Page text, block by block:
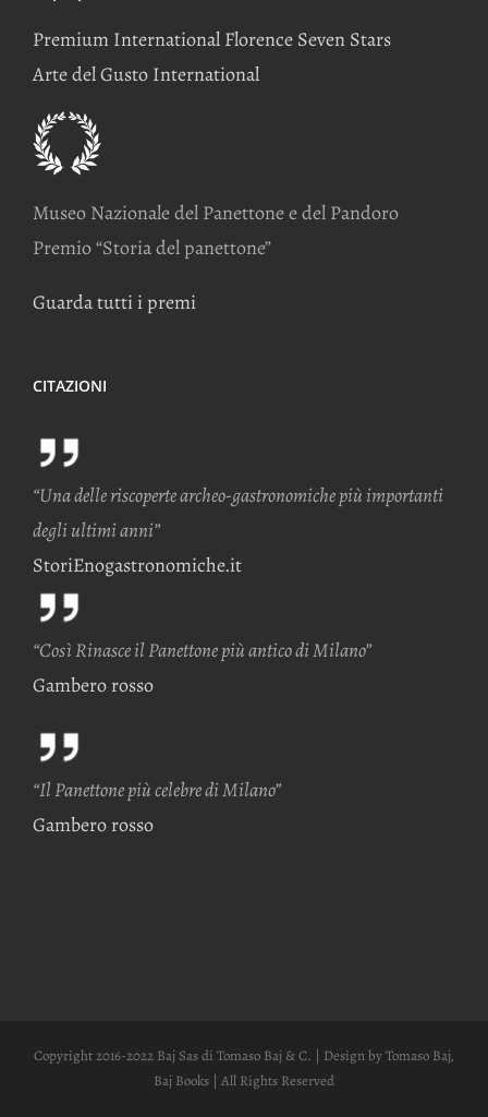
Premium International Florence Seven Stars
Arte del Gusto International
Museo Nazionale del Panettone e del Pandoro
Premio “Storia del panettone”
Guarda tutti i premi
CITAZIONI
“Una delle riscoperte archeo-gastronomiche più importanti
degli ultimi anni”
StoriEnogastronomiche.it
“Così Rinasce il Panettone più antico di Milano”
Gambero rosso
“Il Panettone più celebre di Milano”
Gambero rosso
Copyright 2016-2022 Baj Sas di Tomaso Baj & C. | Design by Tomaso Baj,
Baj Books | All Rights Reserved